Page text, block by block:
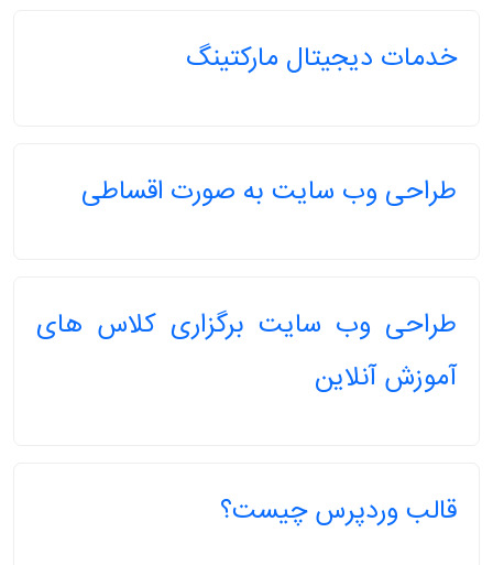
خدمات دیجیتال مارکتینگ
طراحی وب سایت به صورت اقساطی
طراحی وب سایت برگزاری کلاس های
آموزش آنلاین
قالب وردپرس چیست؟